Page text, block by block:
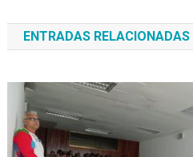
de
entradas
ENTRADAS RELACIONADAS